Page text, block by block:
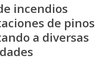
incendios
de pinos
a diversas